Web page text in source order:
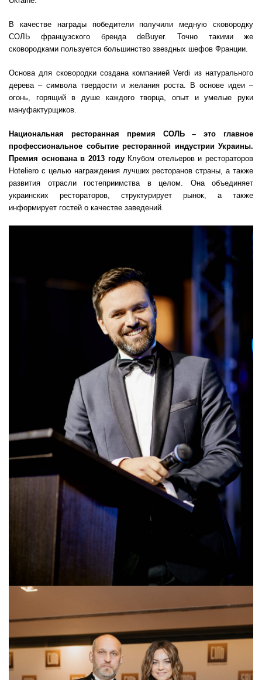
В качестве награды победители получили медную сковородку
СОЛЬ французского бренда deBuyer. Точно такими же
сковородками пользуется большинство звездных шефов Франции.
Основа для сковородки создана компанией Verdi из натурального
дерева – символа твердости и желания роста. В основе идеи –
огонь, горящий в душе каждого творца, опыт и умелые руки
мануфактурщиков.
Национальная ресторанная премия СОЛЬ – это главное
профессиональное событие ресторанной индустрии Украины.
Премия основана в 2013 году Клубом отельеров и рестораторов
Hoteliero с целью награждения лучших ресторанов страны, а также
развития отрасли гостеприимства в целом. Она объединяет
украинских рестораторов, структурирует рынок, а также
информирует гостей о качестве заведений.